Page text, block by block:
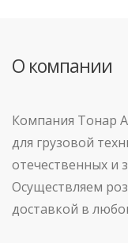
О компании
Компания Тонар
для грузовой
отечественных и
Осуществляем
доставкой в